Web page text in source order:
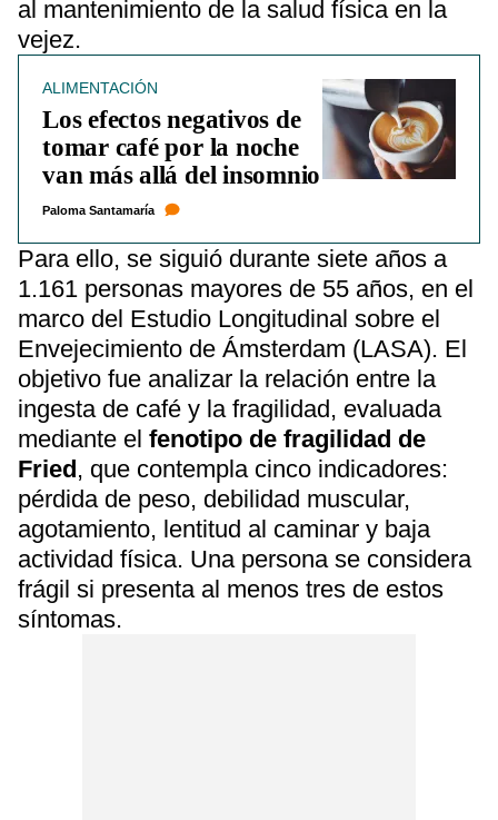
al mantenimiento de la salud física en la
vejez.
ALIMENTACIÓN
Los efectos negativos de
tomar café por la noche
van más allá del insomnio
Paloma Santamaría
Para ello, se siguió durante siete años a
1.161 personas mayores de 55 años, en el
marco del Estudio Longitudinal sobre el
Envejecimiento de Ámsterdam (LASA). El
objetivo fue analizar la relación entre la
ingesta de café y la fragilidad, evaluada
mediante el fenotipo de fragilidad de
Fried, que contempla cinco indicadores:
pérdida de peso, debilidad muscular,
agotamiento, lentitud al caminar y baja
actividad física. Una persona se considera
frágil si presenta al menos tres de estos
síntomas.